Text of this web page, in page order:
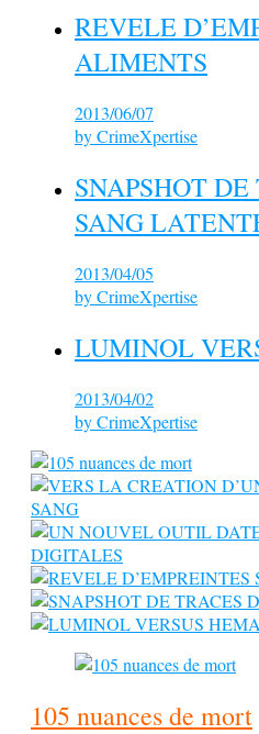
REVELE
ALIMENTS
2013/06/07
byCrimeXpertise
SNAPSHOT
SANG
2013/04/05
byCrimeXpertise
LUMINOL
2013/04/02
byCrimeXpertise
105 nuances de mort